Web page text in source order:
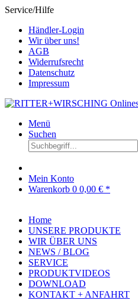
Service/Hilfe
Händler-Login
Wir über uns!
AGB
Widerrufsrecht
Datenschutz
Impressum
Menü
Suchen
Mein Konto
Warenkorb 0 0,00 € *
Home
UNSERE PRODUKTE
WIR ÜBER UNS
NEWS / BLOG
SERVICE
PRODUKTVIDEOS
DOWNLOAD
KONTAKT + ANFAHRT